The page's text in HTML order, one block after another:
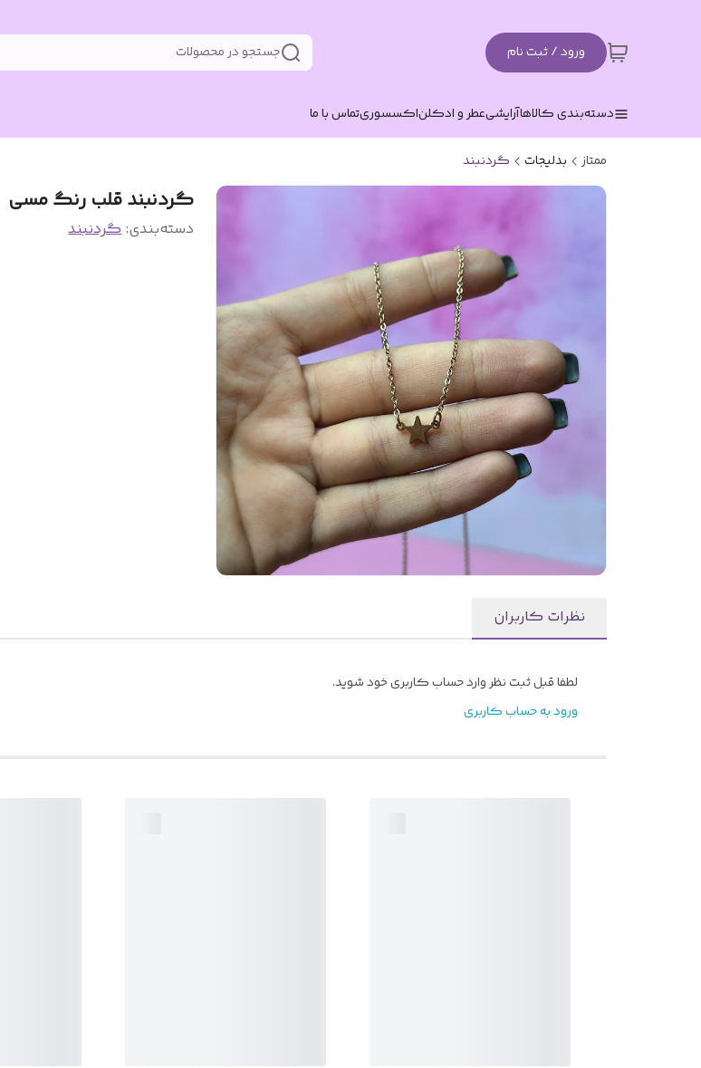
ورود / ثبت نام جستجو در محصولات
دسته‌بندی کالاهاآرایشیعطر و ادکلناکسسوریتماس با ما
ممتاز بدلیجات گردنبند
گردنبند قلب رنگ مسی
دسته‌بندی:گردنبند
نظرات کاربران
لطفا قبل ثبت نظر وارد حساب کاربری خود شوید.
ورود به حساب کاربری